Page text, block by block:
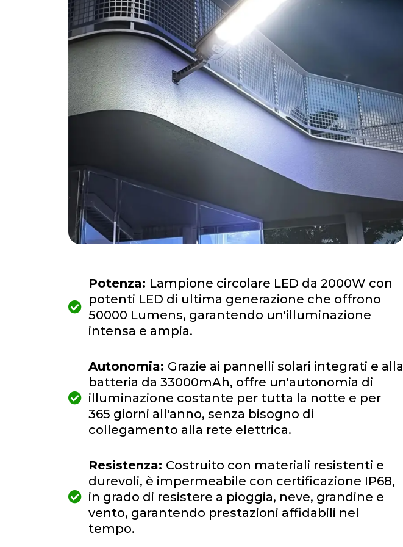
Potenza: Lampione circolare LED da 2000W con
potenti LED di ultima generazione che offrono
50000 Lumens, garantendo un'illuminazione
intensa e ampia.
Autonomia: Grazie ai pannelli solari integrati e alla
batteria da 33000mAh, offre un'autonomia di
illuminazione costante per tutta la notte e per
365 giorni all'anno, senza bisogno di
collegamento alla rete elettrica.
Resistenza: Costruito con materiali resistenti e
durevoli, è impermeabile con certificazione IP68,
in grado di resistere a pioggia, neve, grandine e
vento, garantendo prestazioni affidabili nel
tempo.